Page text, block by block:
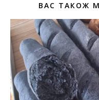
ВАС ТАКОЖ